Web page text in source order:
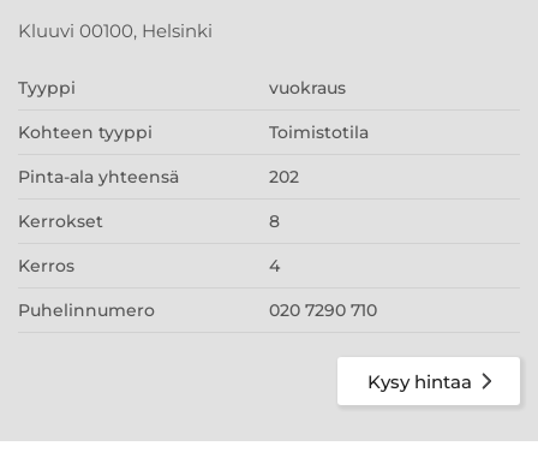
Kluuvi 00100, Helsinki
Tyyppi vuokraus
Kohteen tyyppi Toimistotila
Pinta-ala yhteensä 202
Kerrokset 8
Kerros 4
Puhelinnumero 020 7290 710
Kysy hintaa